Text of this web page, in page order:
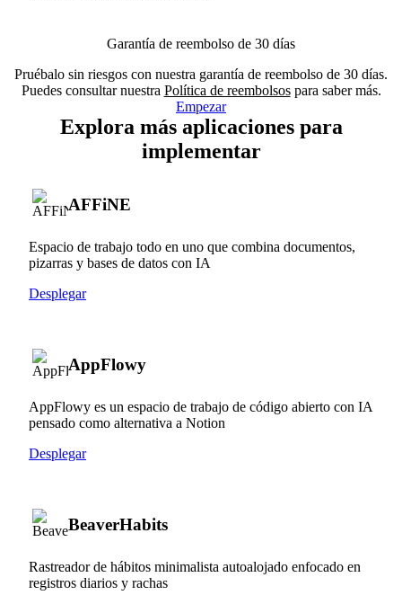
Garantía de reembolso de 30 días
Pruébalo sin riesgos con nuestra garantía de reembolso de 30 días.
Puedes consultar nuestra Política de reembolsospara saber más.
Empezar
Explora más aplicaciones para
implementar
AFFiNE
Espacio de trabajo todo en uno que combina documentos,
pizarras y bases de datos con IA
Desplegar
AppFlowy
AppFlowy es un espacio de trabajo de código abierto con IA
pensado como alternativa a Notion
Desplegar
BeaverHabits
Rastreador de hábitos minimalista autoalojado enfocado en
registros diarios y rachas